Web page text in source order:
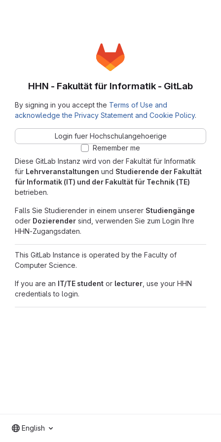
Diese GitLab Instanz wird von der Fakultät für Informatik
für Lehrveranstaltungen und Studierende der Fakultät
für Informatik (IT) und der Fakultät für Technik (TE)
betrieben.
Falls Sie Studierender in einem unserer Studiengänge
oder Dozierender sind, verwenden Sie zum Login Ihre
HHN-Zugangsdaten.
This GitLab Instance is operated by the Faculty of
Computer Science.
If you are an IT/TE student or lecturer , use your HHN
credentials to login.
HHN - Fakultät für Informatik - GitLab
By signing in you accept the Terms of Use and
acknowledge the Privacy Statement and Cookie Policy.
Login fuer Hochschulangehoerige
Remember me
English